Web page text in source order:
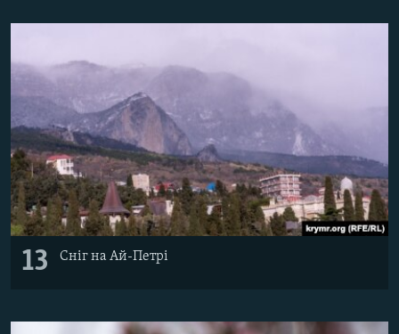
13 Сніг на Ай-Петрі